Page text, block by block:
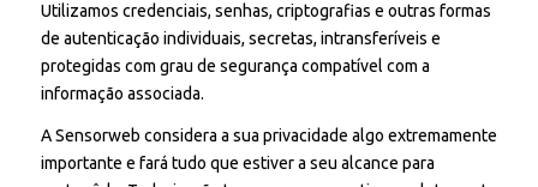
Utilizamos credenciais, senhas, criptografias e outras formas
de autenticação individuais, secretas, intransferíveis e
protegidas com grau de segurança compatível com a
informação associada.
A Sensorweb considera a sua privacidade algo extremamente
importante e fará tudo que estiver a seu alcance para